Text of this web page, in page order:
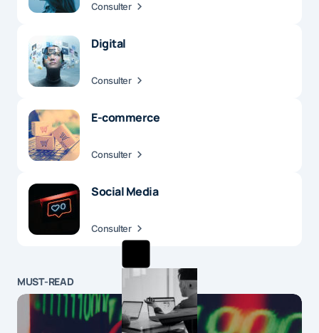
Consulter
Digital
Consulter
E-commerce
Consulter
Social Media
Consulter
MUST-READ